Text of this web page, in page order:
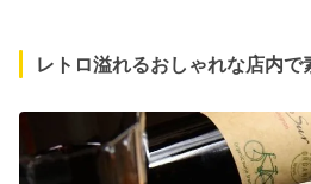
レトロ溢れるおしゃれな店内で